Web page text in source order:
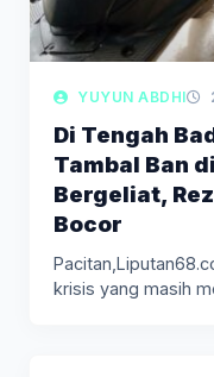
YUYUN ABDHI
Di Tengah
Tambal Ban
Bergeliat,
Bocor
krisis yang masih